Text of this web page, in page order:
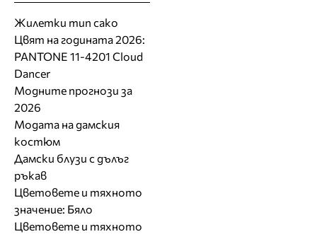
Жилетки тип сако
Цвят на годината 2026:
PANTONE 11-4201 Cloud
Dancer
Модните прогнози за
2026
Модата на дамския
костюм
Дамски блузи с дълъг
ръкав
Цветовете и тяхното
значение: Бяло
Цветовете и тяхното